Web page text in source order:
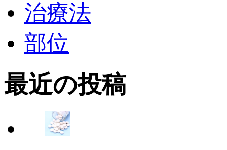
治療法
部位
最近の投稿